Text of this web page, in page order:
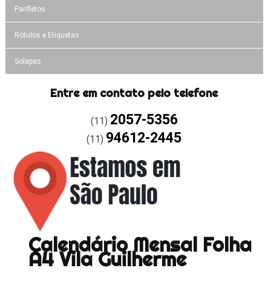
Panfletos
Rótulos e Etiquetas
Solapas
Entre em contato pelo telefone
(11) 2057-5356
(11) 94612-2445
Calendário Mensal Folha
A4 Vila Guilherme